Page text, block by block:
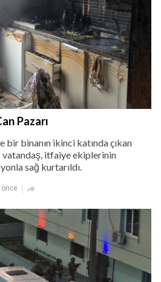
Pazarı
bir binanın ikinci katında çıkan
vatandaş, itfaiye ekiplerinin
sağ kurtarıldı.
önce 